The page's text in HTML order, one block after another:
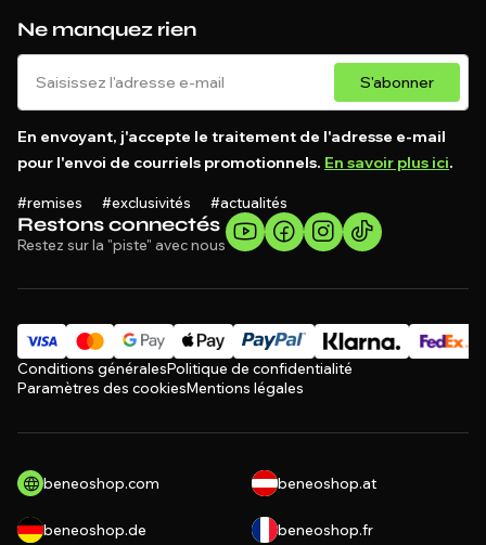
Restons connectés
Restez sur la "piste" avec nous
Ne manquez rien
S'abonner
En envoyant, j'accepte le traitement de l'adresse e-mail
pour l'envoi de courriels promotionnels. En savoir plus ici.
#remises #exclusivités #actualités
Conditions généralesPolitique de confidentialité
Paramètres des cookiesMentions légales
beneoshop.com beneoshop.at
beneoshop.de beneoshop.fr